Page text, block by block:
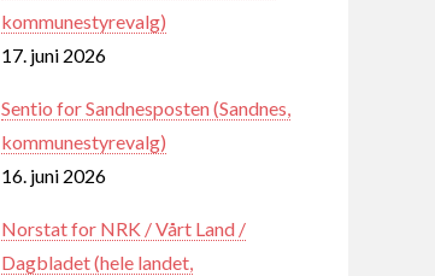
kommunestyrevalg)
17. juni 2026
Sentio for Sandnesposten (Sandnes,
kommunestyrevalg)
16. juni 2026
Norstat for NRK / Vårt Land /
Dagbladet (hele landet,